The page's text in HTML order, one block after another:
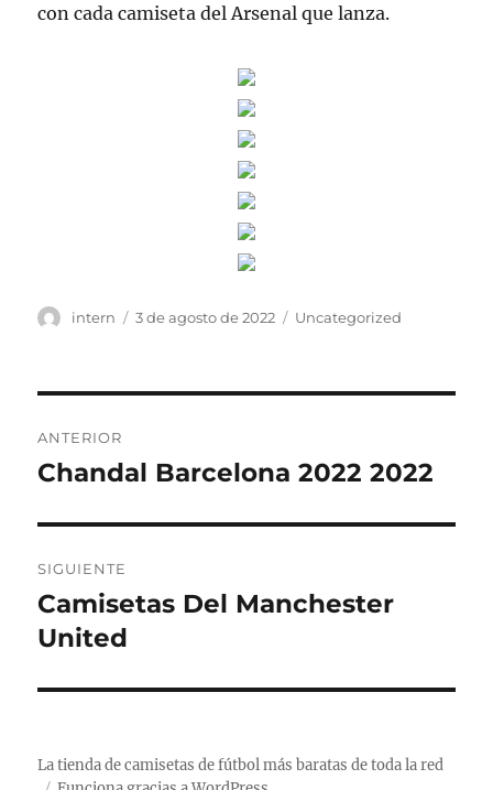
con cada camiseta del Arsenal que lanza.
Autor
intern
Publicado
3 de agosto de 2022 Categorías
Uncategorized
de
ANTERIOR
Entrada
Chandal Barcelona 2022 2022
SIGUIENTE
Entrada
siguiente:
Camisetas Del Manchester
United
La tienda de camisetas de fútbol más baratas de toda la red